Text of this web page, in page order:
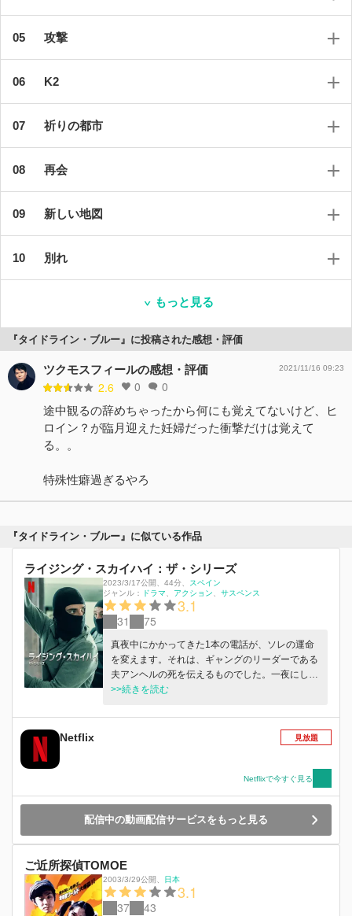
攻撃
K2
祈りの都市
再会
新しい地図
別れ
もっと見る
『タイドライン・ブルー』に投稿された感想・評価
ツクモスフィールの感想・評価
2.6 0 0
2021/11/16 09:23
途中観るの辞めちゃったから何にも覚えてないけど、ヒ
ロイン？が臨月迎えた妊婦だった衝撃だけは覚えて
る。。
特殊性癖過ぎるやろ
『タイドライン・ブルー』に似ている作品
ライジング・スカイハイ：ザ・シリーズ
2023/3/17公開 44分
スペイン
ジャンル：
ドラマ アクション サスペンス
3.1
31 75
真夜中にかかってきた1本の電話が、ソレの運命
を変えます。それは、ギャングのリーダーである
夫アンヘルの死を伝えるものでした。一夜にし
て、まだ幼い息子と問題山積の仕事を一人で背負
ードで盗品売買ビジネスを取り仕切る父ロヘリオ
の庇護下に戻るつもりはありません。自分の力で
い仲間と出会います。同時に、窃盗グループに接
近して信頼を得ると、かつてのごとく再び果敢に
争うことになるライバルマフィアたちも、そう簡
単には彼女に甘い汁を吸わせてくれません。
>>続きを読む
Netflix 見放題
Netflixで今すぐ見る
配信中の動画配信サービスをもっと見る
ご近所探偵TOMOE
2003/3/29公開 日本
3.1
37 43